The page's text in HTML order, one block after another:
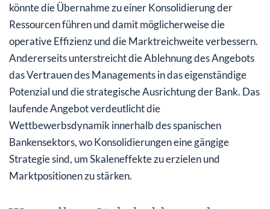
könnte die Übernahme zu einer Konsolidierung der
Ressourcen führen und damit möglicherweise die
operative Effizienz und die Marktreichweite verbessern.
Andererseits unterstreicht die Ablehnung des Angebots
das Vertrauen des Managements in das eigenständige
Potenzial und die strategische Ausrichtung der Bank. Das
laufende Angebot verdeutlicht die
Wettbewerbsdynamik innerhalb des spanischen
Bankensektors, wo Konsolidierungen eine gängige
Strategie sind, um Skaleneffekte zu erzielen und
Marktpositionen zu stärken.